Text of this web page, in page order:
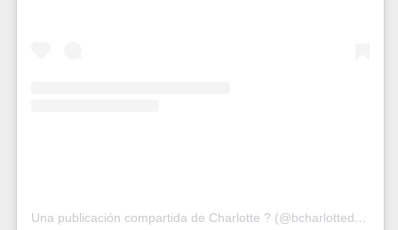
Una publicación compartida de Charlotte ? (@bcharlottedcosplay)